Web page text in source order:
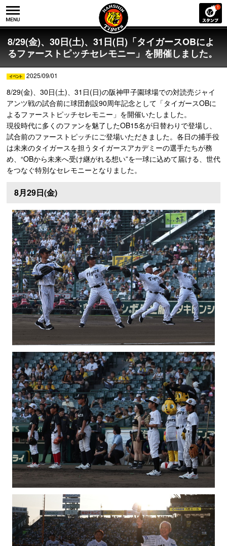
8/29(金)、30日(土)、31日(日)「タイガースOBによ
るファーストピッチセレモニー」を開催しました。
2025/09/01
8/29(金)、30日(土)、31日(日)の阪神甲子園球場での対読売ジャイ
アンツ戦の試合前に球団創設90周年記念として「タイガースOBに
よるファーストピッチセレモニー」を開催いたしました。
現役時代に多くのファンを魅了したOB15名が日替わりで登場し、
試合前のファーストピッチにご登場いただきました。各日の捕手役
は未来のタイガースを担うタイガースアカデミーの選手たちが務
め、“OBから未来へ受け継がれる想い”を一球に込めて届ける、世代
をつなぐ特別なセレモニーとなりました。
8月29日(金)